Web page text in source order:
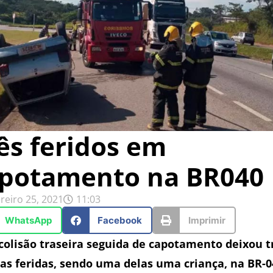
feridos em
na BR040
25, 2021 11:03
WhatsApp Facebook Imprimir
traseira seguida de capotamento deixou
feridas, sendo uma delas uma criança, na BR-